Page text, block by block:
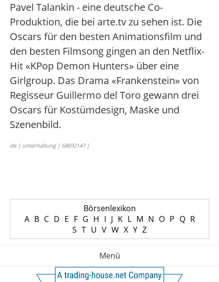
Pavel Talankin - eine deutsche Co-
Produktion, die bei arte.tv zu sehen ist. Die
Oscars für den besten Animationsfilm und
den besten Filmsong gingen an den Netflix-
Hit «KPop Demon Hunters» über eine
Girlgroup. Das Drama «Frankenstein» von
Regisseur Guillermo del Toro gewann drei
Oscars für Kostümdesign, Maske und
Szenenbild.
de | unterhaltung | 68692147 |
Börsenlexikon
A B C D E F G H I J K L M N O P Q R
S T U V W X Y Z
Menü